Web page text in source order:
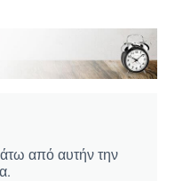
από αυτήν την